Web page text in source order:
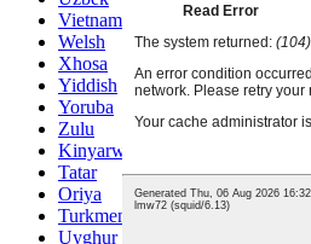
Vietnamese
Welsh
Xhosa
Yiddish
Yoruba
Zulu
Kinyarwanda
Tatar
Oriya
Turkmen
Uyghur